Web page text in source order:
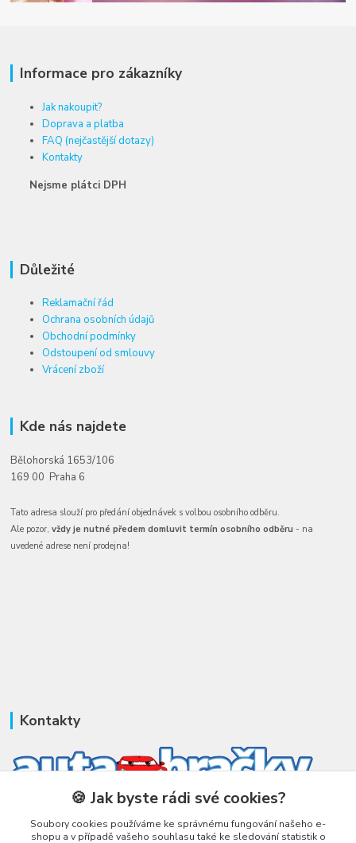
Informace pro zákazníky
Jak nakoupit?
Doprava a platba
FAQ (nejčastější dotazy)
Kontakty
Nejsme plátci DPH
Důležité
Reklamační řád
Ochrana osobních údajů
Obchodní podmínky
Odstoupení od smlouvy
Vrácení zboží
Kde nás najdete
Bělohorská 1653/106
169 00 Praha 6
Tato adresa slouží pro předání objednávek s volbou osobního odběru.
Ale pozor,vždy je nutné předem domluvit termín osobního odběru - na
uvedené adrese není prodejna!
Kontakty
Honza Adámek
+420 775 231 066
🍪 Jak byste rádi své cookies?
Soubory cookies používáme ke správnému fungování našeho e-
shopu a v případě vašeho souhlasu také ke sledování statistik o